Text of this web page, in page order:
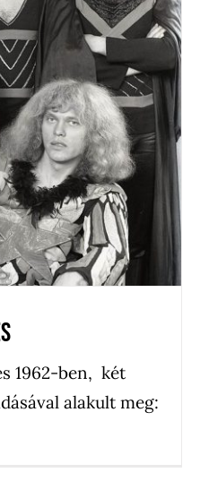
News Újdonságok
1962-ben, két
alakult meg: